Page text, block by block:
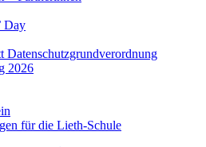
Day
Datenschutzgrundverordnung
2026
für die Lieth-Schule